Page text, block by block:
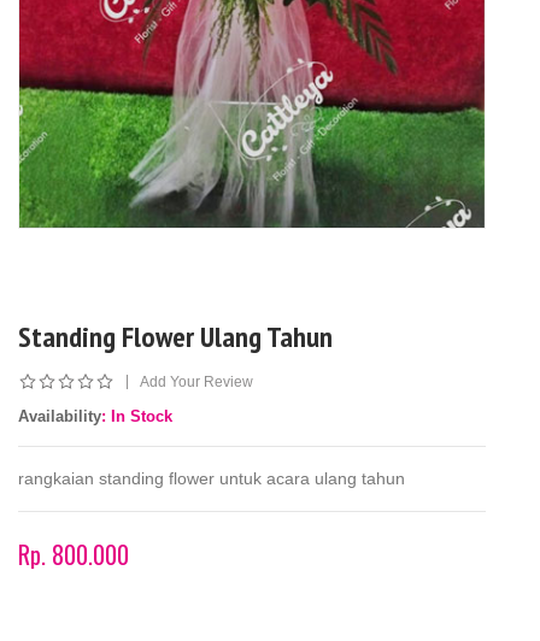
Standing Flower Ulang Tahun
Add Your Review
Availability: In Stock
rangkaian standing flower untuk acara ulang tahun
Rp. 800.000